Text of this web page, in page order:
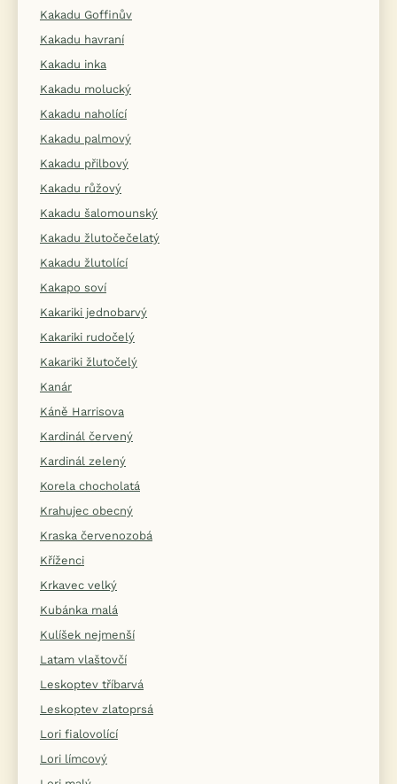
Kakadu Goffinův
Kakadu havraní
Kakadu inka
Kakadu molucký
Kakadu naholící
Kakadu palmový
Kakadu přilbový
Kakadu růžový
Kakadu šalomounský
Kakadu žlutočečelatý
Kakadu žlutolící
Kakapo soví
Kakariki jednobarvý
Kakariki rudočelý
Kakariki žlutočelý
Kanár
Káně Harrisova
Kardinál červený
Kardinál zelený
Korela chocholatá
Krahujec obecný
Kraska červenozobá
Kříženci
Krkavec velký
Kubánka malá
Kulíšek nejmenší
Latam vlaštovčí
Leskoptev tříbarvá
Leskoptev zlatoprsá
Lori fialovolící
Lori límcový